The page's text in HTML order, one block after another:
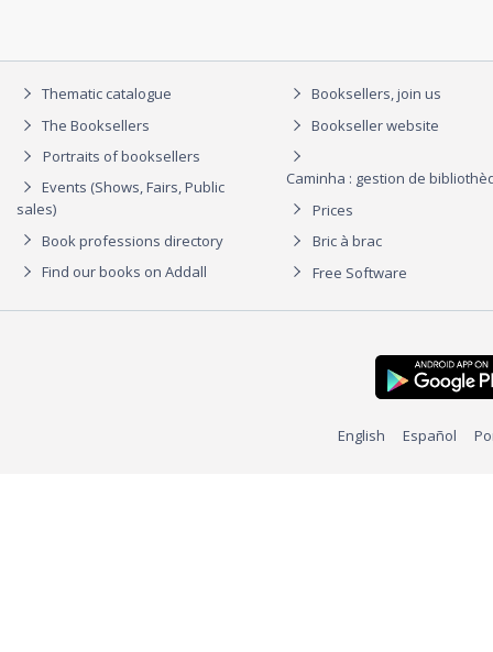
Thematic catalogue
The Booksellers
Portraits of booksellers
Events (Shows, Fairs, Public
sales)
Book professions directory
Find our books on Addall
Booksellers, join us
Bookseller website
Caminha : gestion de
Prices
Bric à brac
Free Software
English Español